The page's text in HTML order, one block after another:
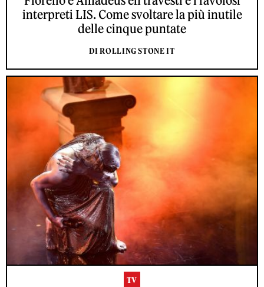
interpreti LIS. Come svoltare la più inutile
delle cinque puntate
DI ROLLING STONE IT
TV